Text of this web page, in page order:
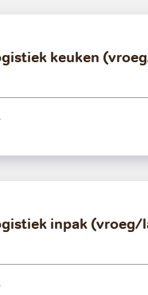
keuken
inpak (vroeg/